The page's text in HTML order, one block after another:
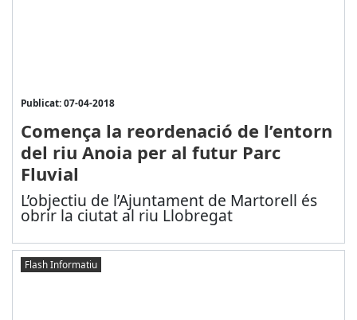
Publicat: 07-04-2018
Comença la reordenació de l’entorn
del riu Anoia per al futur Parc
Fluvial
L’objectiu de l’Ajuntament de Martorell és
obrir la ciutat al riu Llobregat
Flash Informatiu